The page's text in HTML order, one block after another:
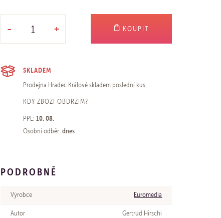
- + KOUPIT
SKLADEM
Prodejna Hradec Královéskladem poslední kus
KDY ZBOŽÍ OBDRŽÍM?
PPL:10. 08.
Osobní odběr:dnes
PODROBNĚ
Výrobce Euromedia
Autor Gertrud Hirschi